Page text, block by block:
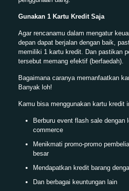
Gunakan 1 Kartu Kredit Saja
Agar rencanamu dalam mengatur
depan dapat berjalan dengan baik,
memiliki 1 kartu kredit. Dan pastikan
tersebut memang efektif (berfaedah).
Bagaimana caranya memanfaatkan
Banyak loh!
Kamu bisa menggunakan kartu kredit
Berburu event flash sale dengan
commerce
Menikmati promo-promo
besar
Mendapatkan kredit barang
Dan berbagai keuntungan lain